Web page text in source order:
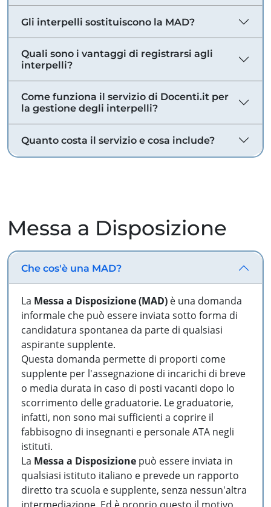
Gli interpelli sostituiscono la MAD?
Quali sono i vantaggi di registrarsi agli
interpelli?
Come funziona il servizio di Docenti.it per
la gestione degli interpelli?
Quanto costa il servizio e cosa include?
Messa a Disposizione
Che cos'è una MAD?
La Messa a Disposizione (MAD) è una domanda
informale che può essere inviata sotto forma di
candidatura spontanea da parte di qualsiasi
aspirante supplente.
Questa domanda permette di proporti come
supplente per l'assegnazione di incarichi di breve
o media durata in caso di posti vacanti dopo lo
scorrimento delle graduatorie. Le graduatorie,
infatti, non sono mai sufficienti a coprire il
fabbisogno di insegnanti e personale ATA negli
istituti.
La Messa a Disposizione può essere inviata in
qualsiasi istituto italiano e prevede un rapporto
diretto tra scuola e supplente, senza nessun'altra